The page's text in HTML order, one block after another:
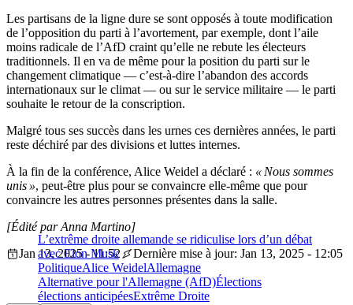
Les partisans de la ligne dure se sont opposés à toute modification
de l’opposition du parti à l’avortement, par exemple, dont l’aile
moins radicale de l’AfD craint qu’elle ne rebute les électeurs
traditionnels. Il en va de même pour la position du parti sur le
changement climatique — c’est-à-dire l’abandon des accords
internationaux sur le climat — ou sur le service militaire — le parti
souhaite le retour de la conscription.
Malgré tous ses succès dans les urnes ces dernières années, le parti
reste déchiré par des divisions et luttes internes.
À la fin de la conférence, Alice Weidel a déclaré : « Nous sommes
unis », peut-être plus pour se convaincre elle-même que pour
convaincre les autres personnes présentes dans la salle.
L’extrême droite allemande se ridiculise lors d’un débat
avec Elon Musk
[Édité par Anna Martino]
Jan 13, 2025 - 11:52
Dernière mise à jour: Jan 13, 2025 - 12:05
PolitiqueAlice WeidelAllemagne
Alternative pour l'Allemagne (AfD)Élections
élections anticipéesExtrême Droite